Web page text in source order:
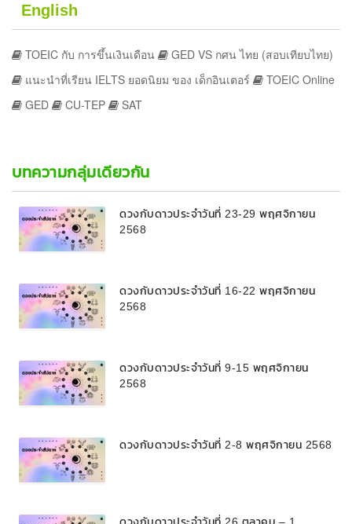
English
TOEIC กับ การขึ้นเงินเดือน
GED VS กศน ไทย (สอบเทียบไทย)
แนะนำที่เรียน IELTS ยอดนิยม ของ เด็กอินเตอร์
TOEIC Online
GED
CU-TEP SAT
บทความกลุ่มเดียวกัน
ดวงกับดาวประจำวันที่ 23-29 พฤศจิกายน
2568
ดวงกับดาวประจำวันที่ 16-22 พฤศจิกายน
2568
ดวงกับดาวประจำวันที่ 9-15 พฤศจิกายน
2568
ดวงกับดาวประจำวันที่ 2-8 พฤศจิกายน 2568